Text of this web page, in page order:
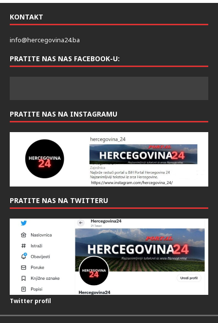
KONTAKT
info@hercegovina24.ba
PRATITE NAS NA INSTAGRAMU
PRATITE NAS NA TWITTERU